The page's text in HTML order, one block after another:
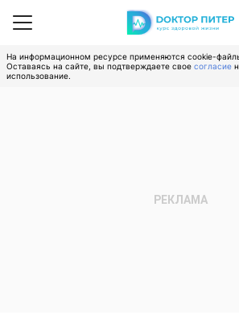
На информационном ресурсе применяются cookie-
Оставаясь на сайте, вы подтверждаете свое согласие
использование.